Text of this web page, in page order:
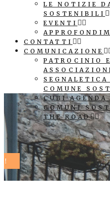
LE NOTIZIE
SOSTENIBILI
EVENTI
CONTATTI
COMUNICAZIONE
PATROCINIO
SEGNALETICA
COMUNE
CUBI
COMUNI
THE ROAD